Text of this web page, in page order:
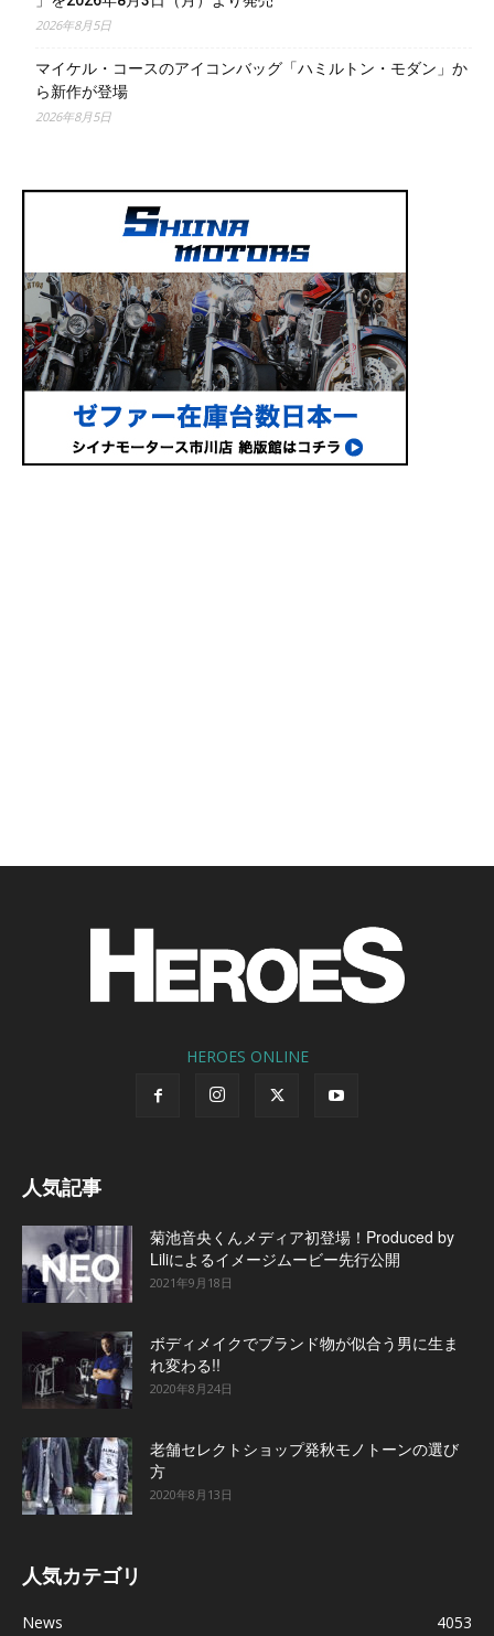
2026年8月5日
マイケル・コースのアイコンバッグ「ハミルトン・モダン」か
ら新作が登場
2026年8月5日
HEROES ONLINE
人気記事
菊池音央くんメディア初登場！Produced by
Liliによるイメージムービー先行公開
2021年9月18日
ボディメイクでブランド物が似合う男に生ま
れ変わる!!
2020年8月24日
老舗セレクトショップ発秋モノトーンの選び
方
2020年8月13日
人気カテゴリ
News 4053